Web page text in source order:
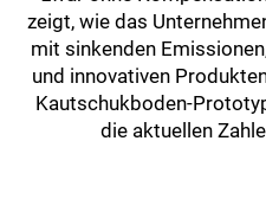
zeigt, wie das
mit sinkenden
und innovativen
Kautschukboden-
die aktuellen